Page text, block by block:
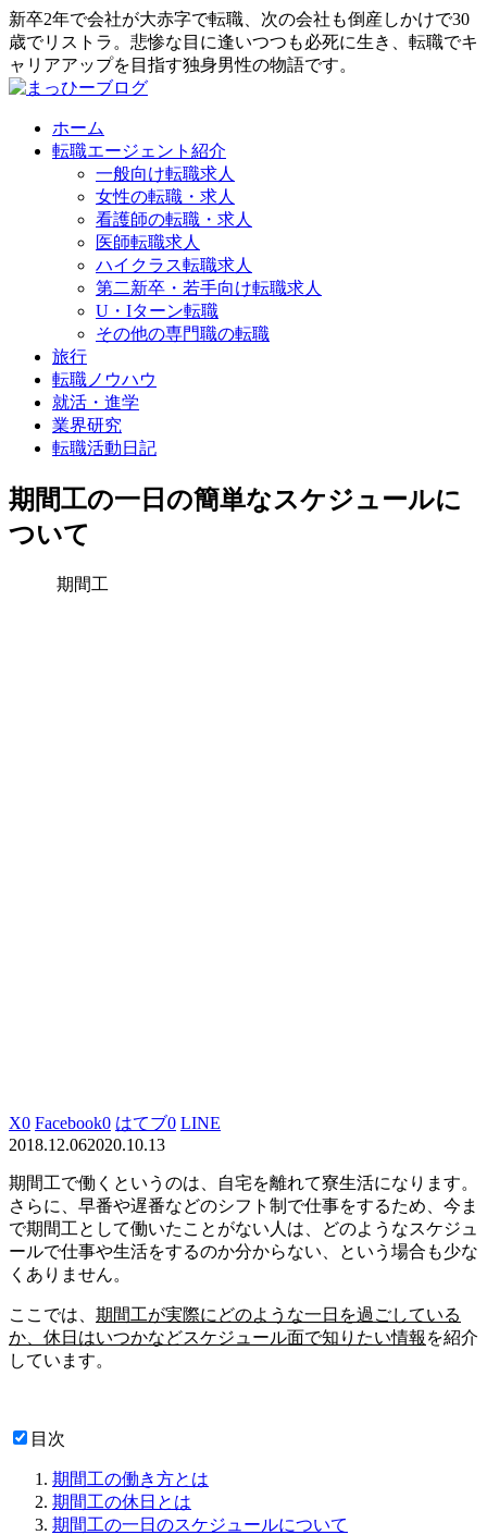
新卒2年で会社が大赤字で転職、次の会社も倒産しかけで30
歳でリストラ。悲惨な目に逢いつつも必死に生き、転職でキ
ャリアアップを目指す独身男性の物語です。
ホーム
転職エージェント紹介
一般向け転職求人
女性の転職・求人
看護師の転職・求人
医師転職求人
ハイクラス転職求人
第二新卒・若手向け転職求人
U・Iターン転職
その他の専門職の転職
旅行
転職ノウハウ
就活・進学
業界研究
転職活動日記
期間工の一日の簡単なスケジュールに
ついて
期間工
X0 Facebook0 はてブ0 LINE
2018.12.062020.10.13
期間工で働くというのは、自宅を離れて寮生活になります。
さらに、早番や遅番などのシフト制で仕事をするため、今ま
で期間工として働いたことがない人は、どのようなスケジュ
ールで仕事や生活をするのか分からない、という場合も少な
くありません。
ここでは、 期間工が実際にどのような一日を過ごしている
か、休日はいつかなどスケジュール面で知りたい情報 を紹介
しています。
目次
期間工の働き方とは
期間工の休日とは
期間工の一日のスケジュールについて